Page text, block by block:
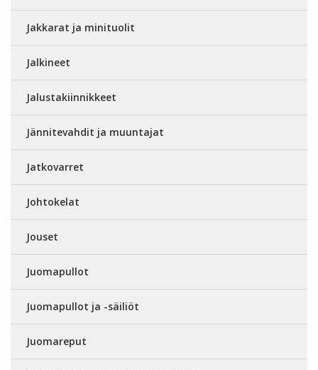
Jakkarat ja minituolit
Jalkineet
Jalustakiinnikkeet
Jännitevahdit ja muuntajat
Jatkovarret
Johtokelat
Jouset
Juomapullot
Juomapullot ja -säiliöt
Juomareput